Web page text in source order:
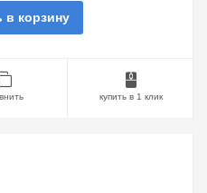
в корзину
купить в 1 клик